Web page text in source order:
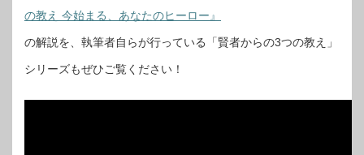
の教え 今始まる、あなたのヒーロー』
の解説を、執筆者自らが行っている「賢者からの3つの教え」
シリーズもぜひご覧ください！